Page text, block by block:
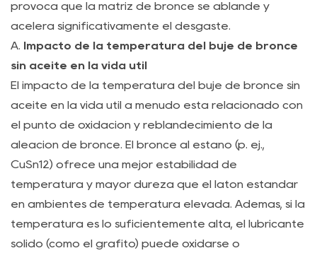
Preguntas
(FAQ)
7.1
P1:
¿Cómo
se
relaciona
el
factor
fotovoltaico
provoca que la matriz de bronce se ablande y
acelera significativamente el desgaste.
A.
Impacto de la temperatura del buje de bronce
sin aceite en la vida útil
El impacto de la temperatura del buje de bronce sin
aceite en la vida útil a menudo está relacionado con
el punto de oxidación y reblandecimiento de la
aleación de bronce. El bronce al estaño (p. ej.,
CuSn12) ofrece una mejor estabilidad de
temperatura y mayor dureza que el latón estándar
en ambientes de temperatura elevada. Además, si la
temperatura es lo suficientemente alta, el lubricante
sólido (como el grafito) puede oxidarse o